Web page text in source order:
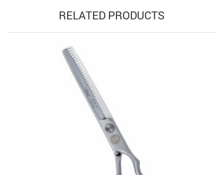
RELATED PRODUCTS